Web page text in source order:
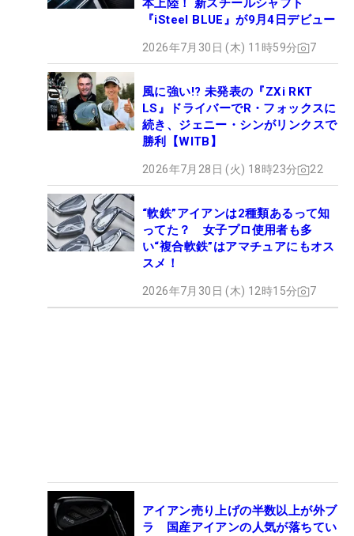
本上陸！ 新スチールシャフト
『iSteel BLUE』が9月4日デビュー
2026年7月30日 (木) 11時59分 7
風に強い!? 未発表の『ZXi RKT
LS』ドライバーでR・フォックスに
続き、ジェニー・シンがリンクスで
勝利【WITB】
2026年7月28日 (火) 18時23分 22
“軟鉄”アイアンは2種類あるって知
ってた？ 女子プロ使用者も多
い“複合軟鉄”はアマチュアにもオス
スメ！
2026年7月30日 (木) 12時15分 7
アイアン売り上げの半数以上が外ブ
ラ 国産アイアンの人気が落ちてい